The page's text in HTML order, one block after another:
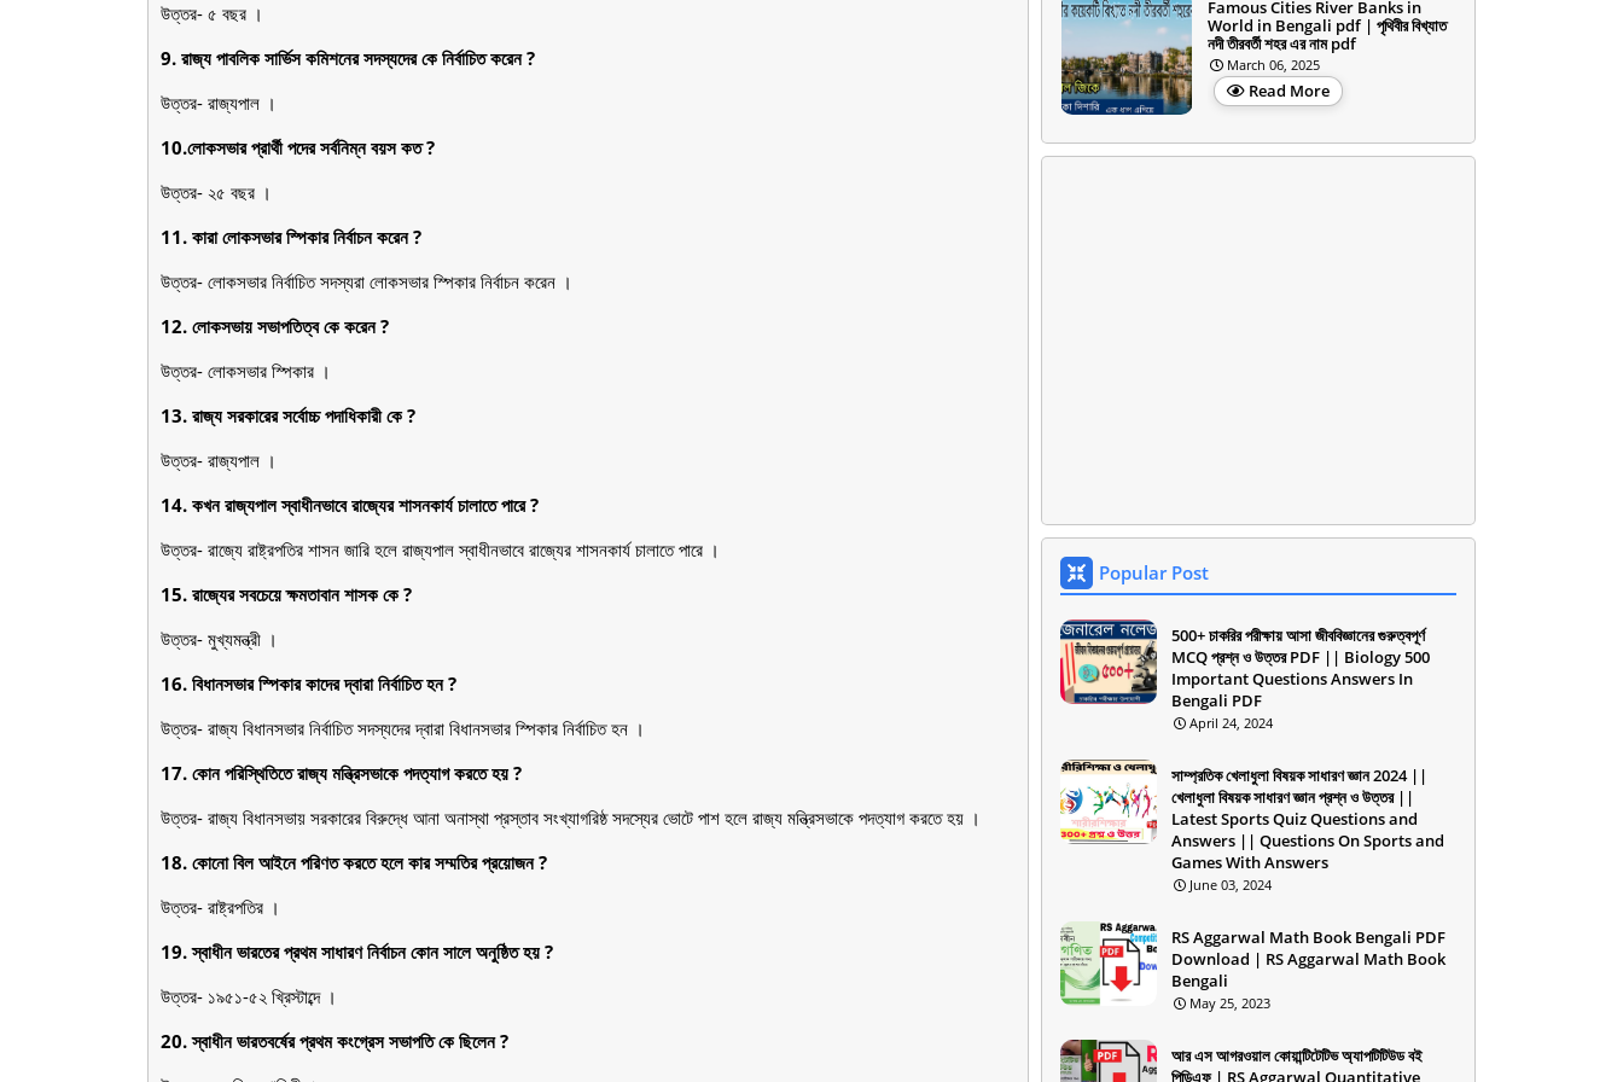
উত্তর- ৫ বছর ।
9. রাজ্য পাবলিক সার্ভিস কমিশনের সদস্যদের কে নির্বাচিত করেন ?
উত্তর- রাজ্যপাল ।
10.লোকসভার প্রার্থী পদের সর্বনিম্ন বয়স কত ?
উত্তর- ২৫ বছর ।
11. কারা লোকসভার স্পিকার নির্বাচন করেন ?
উত্তর- লোকসভার নির্বাচিত সদস্যরা লোকসভার স্পিকার নির্বাচন করেন ।
12. লোকসভায় সভাপতিত্ব কে করেন ?
উত্তর- লোকসভার স্পিকার ।
13. রাজ্য সরকারের সর্বোচ্চ পদাধিকারী কে ?
উত্তর- রাজ্যপাল ।
14. কখন রাজ্যপাল স্বাধীনভাবে রাজ্যের শাসনকার্য চালাতে পারে ?
উত্তর- রাজ্যে রাষ্ট্রপতির শাসন জারি হলে রাজ্যপাল স্বাধীনভাবে রাজ্যের শাসনকার্য চালাতে পারে ।
15. রাজ্যের সবচেয়ে ক্ষমতাবান শাসক কে ?
উত্তর- মুখ্যমন্ত্রী ।
16. বিধানসভার স্পিকার কাদের দ্বারা নির্বাচিত হন ?
উত্তর- রাজ্য বিধানসভার নির্বাচিত সদস্যদের দ্বারা বিধানসভার স্পিকার নির্বাচিত হন ।
17. কোন পরিস্থিতিতে রাজ্য মন্ত্রিসভাকে পদত্যাগ করতে হয় ?
উত্তর- রাজ্য বিধানসভায় সরকারের বিরুদ্ধে আনা অনাস্থা প্রস্তাব সংখ্যাগরিষ্ঠ সদস্যের ভোটে পাশ হলে রাজ্য মন্ত্রিসভাকে পদত্যাগ করতে হয় ।
18. কোনো বিল আইনে পরিণত করতে হলে কার সম্মতির প্রয়োজন ?
উত্তর- রাষ্ট্রপতির ।
19. স্বাধীন ভারতের প্রথম সাধারণ নির্বাচন কোন সালে অনুষ্ঠিত হয় ?
উত্তর- ১৯৫১-৫২ খ্রিস্টাব্দে ।
20. স্বাধীন ভারতবর্ষের প্রথম কংগ্রেস সভাপতি কে ছিলেন ?
Famous Cities River Banks in
World in Bengali pdf | পৃথিবীর বিখ্যাত
নদী তীরবর্তী শহর এর নাম pdf
March 06, 2025
Read More
Popular Post
500+ চাকরির পরীক্ষায় আসা জীববিজ্ঞানের গুরুত্বপূর্ণ
MCQ প্রশ্ন ও উত্তর PDF || Biology 500
Important Questions Answers In
Bengali PDF
April 24, 2024
সাম্প্রতিক খেলাধুলা বিষয়ক সাধারণ জ্ঞান 2024 ||
খেলাধুলা বিষয়ক সাধারণ জ্ঞান প্রশ্ন ও উত্তর ||
Latest Sports Quiz Questions and
Answers || Questions On Sports and
Games With Answers
June 03, 2024
RS Aggarwal Math Book Bengali PDF
Download | RS Aggarwal Math Book
Bengali
May 25, 2023
আর এস আগরওয়াল কোয়ান্টিটেটিভ অ্যাপটিটিউড বই
পিডিএফ | RS Aggarwal Quantitative